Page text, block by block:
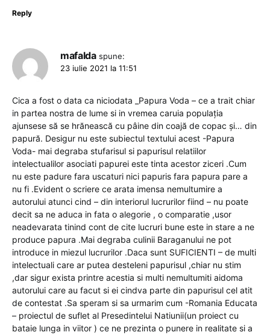
Reply
mafalda spune:
23 iulie 2021 la 11:51
Cica a fost o data ca niciodata _Papura Voda – ce a trait chiar
in partea nostra de lume si in vremea caruia populația
ajunsese să se hrănească cu pâine din coajă de copac și… din
papură. Desigur nu este subiectul textului acest -Papura
Voda- mai degraba stufarisul si papurisul relatiilor
intelectualilor asociati papurei este tinta acestor ziceri .Cum
nu este padure fara uscaturi nici papuris fara papura pare a
nu fi .Evident o scriere ce arata imensa nemultumire a
autorului atunci cind – din interiorul lucrurilor fiind – nu poate
decit sa ne aduca in fata o alegorie , o comparatie ,usor
neadevarata tinind cont de cite lucruri bune este in stare a ne
produce papura .Mai degraba culinii Baraganului ne pot
introduce in miezul lucrurilor .Daca sunt SUFICIENTI – de multi
intelectuali care ar putea desteleni papurisul ,chiar nu stim
,dar sigur exista printre acestia si multi nemultumiti aidoma
autorului care au facut si ei cindva parte din papurisul cel atit
de contestat .Sa speram si sa urmarim cum -Romania Educata
– proiectul de suflet al Presedintelui Natiunii(un proiect cu
bataie lunga in viitor ) ce ne prezinta o punere in realitate si a